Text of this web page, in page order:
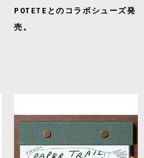
POTETEとのコラボシューズ発
売。